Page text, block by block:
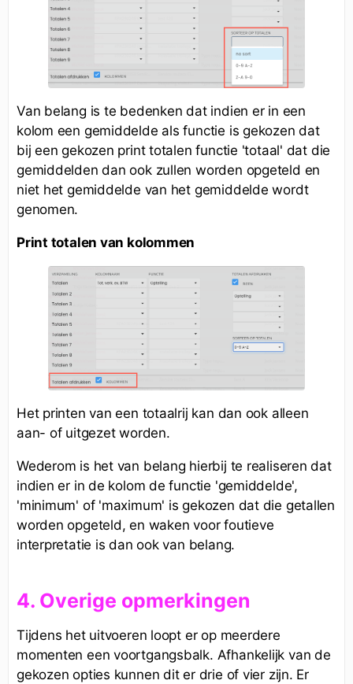
Van belang is te bedenken dat indien er in een
kolom een gemiddelde als functie is gekozen dat
bij een gekozen print totalen functie 'totaal' dat die
gemiddelden dan ook zullen worden opgeteld en
niet het gemiddelde van het gemiddelde wordt
genomen.
Print totalen van kolommen
Het printen van een totaalrij kan dan ook alleen
aan- of uitgezet worden.
Wederom is het van belang hierbij te realiseren dat
indien er in de kolom de functie 'gemiddelde',
'minimum' of 'maximum' is gekozen dat die getallen
worden opgeteld, en waken voor foutieve
interpretatie is dan ook van belang.
4. Overige opmerkingen
Tijdens het uitvoeren loopt er op meerdere
momenten een voortgangsbalk. Afhankelijk van de
gekozen opties kunnen dit er drie of vier zijn. Er